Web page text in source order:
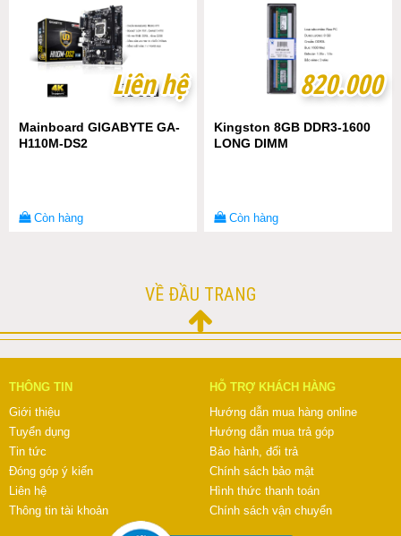
Liên hệ
Liên hệ
Mainboard GIGABYTE GA-
H110M-DS2
Còn hàng
820.000
820.000
Kingston 8GB DDR3-1600
LONG DIMM
Còn hàng
VỀ ĐẦU TRANG
THÔNG TIN
Giới thiệu
Tuyển dụng
Tin tức
Đóng góp ý kiến
Liên hệ
Thông tin tài khoản
HỖ TRỢ KHÁCH HÀNG
Hướng dẫn mua hàng online
Hướng dẫn mua trả góp
Bảo hành, đổi trả
Chính sách bảo mật
Hình thức thanh toán
Chính sách vận chuyển